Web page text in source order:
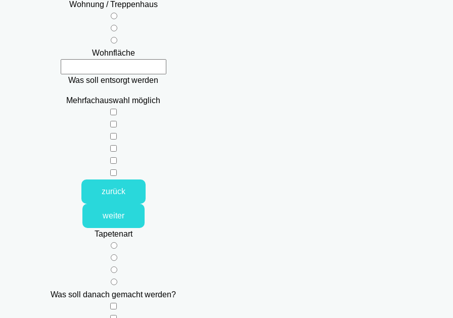
Wohnung / Treppenhaus
Wohnfläche
Was soll entsorgt werden
Mehrfachauswahl möglich
zurück
weiter
Tapetenart
Was soll danach gemacht werden?